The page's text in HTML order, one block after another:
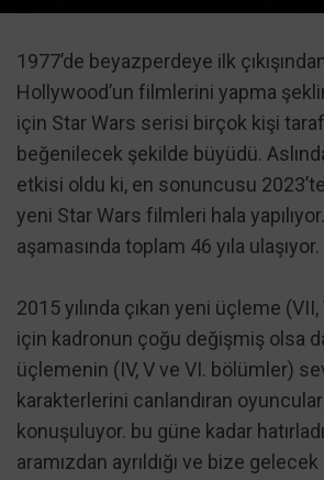
1977’de beyazperdeye ilk
Hollywood’un filmlerini yapma
için Star Wars serisi birçok kişi
beğenilecek şekilde büyüdü.
etkisi oldu ki, en sonuncusu
yeni Star Wars filmleri hala
aşamasında toplam 46 yıla ulaşıyor.
2015 yılında çıkan yeni üçleme
için kadronun çoğu değişmiş olsa
üçlemenin (IV, V ve VI. bölümler)
karakterlerini canlandıran
konuşuluyor. bu güne kadar
aramızdan ayrıldığı ve bize